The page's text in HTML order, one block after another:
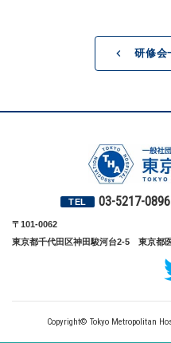
研修会
TEL 03-5217-0896
〒101-0062
東京都千代田区神田駿河台2-5 東京都
Copyright© Tokyo Metropolitan